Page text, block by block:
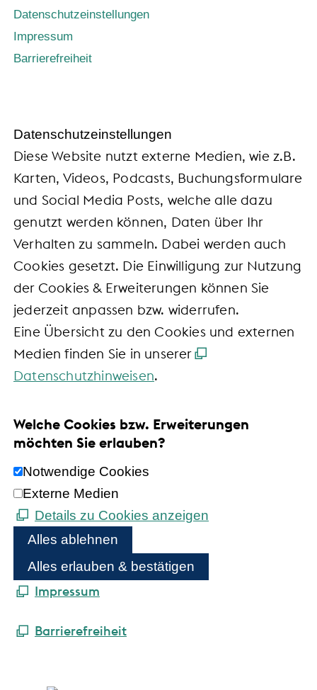
Datenschutzeinstellungen
Impressum
Barrierefreiheit
Daten­schutz­ein­stel­lun­gen
Diese Website nutzt externe Medien, wie z.B.
Karten, Videos, Podcasts, Buchungsformulare
und Social Media Posts, welche alle dazu
genutzt werden können, Daten über Ihr
Verhalten zu sammeln. Dabei werden auch
Cookies gesetzt. Die Einwilligung zur Nutzung
der Cookies & Erweiterungen können Sie
jederzeit anpassen bzw. widerrufen.
Eine Übersicht zu den Cookies und externen
Medien finden Sie in unserer
Datenschutzhinweisen.
Welche Cookies bzw. Erweiterungen
möchten Sie erlauben?
Notwendige Cookies
Externe Medien
Details zu Cookies anzeigen
Alles ablehnen
Alles erlauben & bestätigen
Impressum
Barrierefreiheit